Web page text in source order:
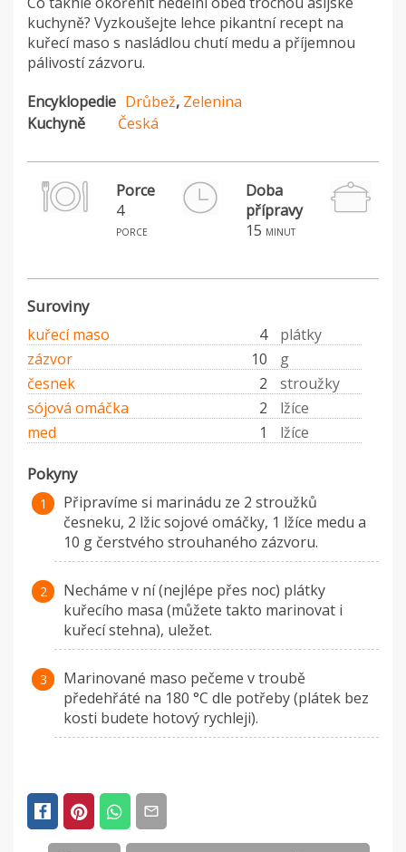
kuchyně? Vyzkoušejte lehce pikantní recept na
kuřecí maso s nasládlou chutí medu a příjemnou
pálivostí zázvoru.
Encyklopedie Drůbež, Zelenina
Kuchyně
Česká
Porce
4
porce
Doba
přípravy
15 minut
Suroviny
kuřecí maso 4
plátky
zázvor
10
g
česnek
2
stroužky
sójová omáčka
2
lžíce
med
1 lžíce
Pokyny
Připravíme si marinádu ze 2 stroužků
česneku, 2 lžic sojové omáčky, 1 lžíce medu a
10 g čerstvého strouhaného zázvoru.
Necháme v ní (nejlépe přes noc) plátky
kuřecího masa (můžete takto marinovat i
kuřecí stehna), uležet.
Marinované maso pečeme v troubě
předehřáté na 180 °C dle potřeby (plátek bez
kosti budete hotový rychleji).